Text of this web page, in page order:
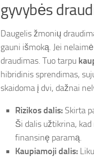
gyvybės
Daugelis žmonių
gauni išmoką. Jei
draudimas. Tuo tarpu
hibridinis sprendimas,
skaidoma į dvi, dažnai
Rizikos dalis: Skirta
Ši dalis užtikrina,
finansinę paramą.
Kaupiamoji dalis: